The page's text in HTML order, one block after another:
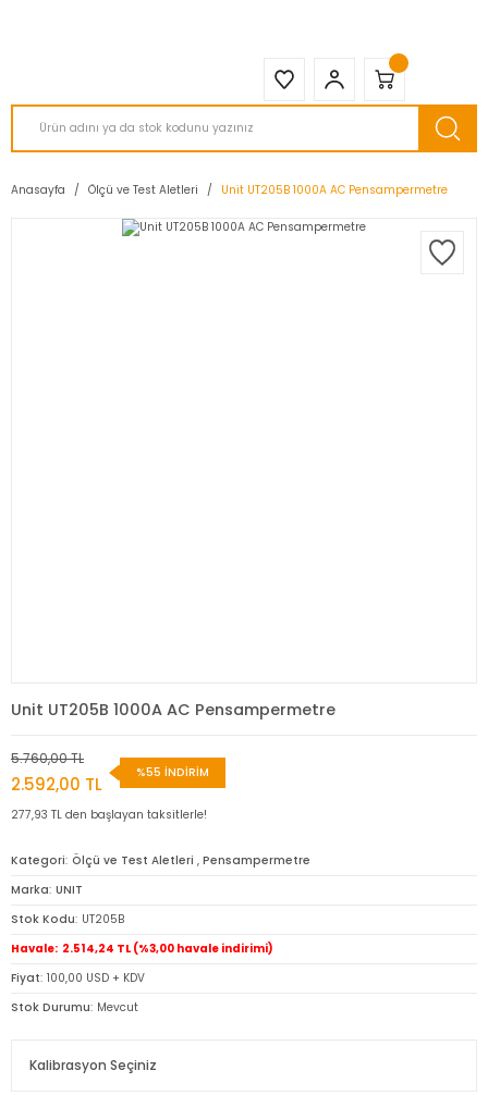
Anasayfa Ölçü ve Test Aletleri Unit UT205B 1000A AC Pensampermetre
Unit UT205B 1000A AC Pensampermetre
5.760,00 TL
2.592,00 TL
%55 İNDİRİM
277,93 TL den başlayan taksitlerle!
Kategori Ölçü ve Test Aletleri , Pensampermetre
Marka UNIT
Stok Kodu UT205B
Havale 2.514,24 TL (%3,00 havale indirimi)
Fiyat 100,00 USD + KDV
Stok Durumu Mevcut